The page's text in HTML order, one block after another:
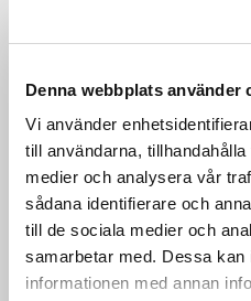
Denna webbplats använder
Vi använder
till användarna,
medier och analysera vår
sådana identifierare och
till de sociala medier och
samarbetar med. Dessa kan
informationen med annan
Ministrarna ska också
om coronapandemins
möjligheterna till grön
om åtgärder som bidrar till
länder samt om
Inledande anföranden hålls
regional ekonomi och